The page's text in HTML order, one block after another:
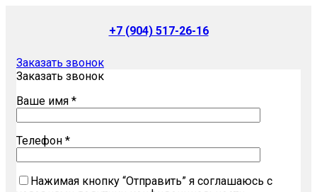
+7 (904) 517-26-16
Заказать звонок
Заказать звонок
Ваше имя *
Телефон *
Нажимая кнопку “Отправить” я соглашаюсь с